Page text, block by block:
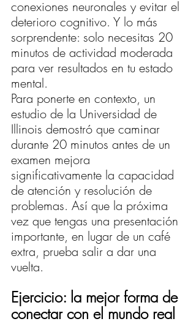
conexiones neuronales y evitar el
deterioro cognitivo. Y lo más
sorprendente: solo necesitas 20
minutos de actividad moderada
para ver resultados en tu estado
mental.
Para ponerte en contexto, un
estudio de la Universidad de
Illinois demostró que caminar
durante 20 minutos antes de un
examen mejora
significativamente la capacidad
de atención y resolución de
problemas. Así que la próxima
vez que tengas una presentación
importante, en lugar de un café
extra, prueba salir a dar una
vuelta.
Ejercicio: la mejor forma de
conectar con el mundo real